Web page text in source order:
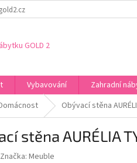
GOLD 2
Vybavování Zahradní
Obývací stěna
stěna AURÉLIA
Značka: Meuble